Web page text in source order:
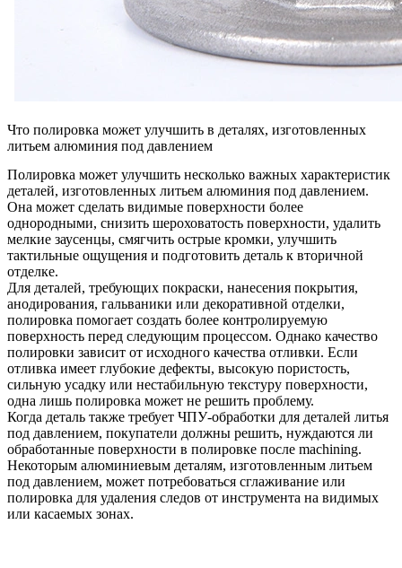
Что полировка может улучшить в деталях, изготовленных
литьем алюминия под давлением
Полировка может улучшить несколько важных характеристик
деталей, изготовленных литьем алюминия под давлением.
Она может сделать видимые поверхности более
однородными, снизить шероховатость поверхности, удалить
мелкие заусенцы, смягчить острые кромки, улучшить
тактильные ощущения и подготовить деталь к вторичной
отделке.
Для деталей, требующих покраски, нанесения покрытия,
анодирования, гальваники или декоративной отделки,
полировка помогает создать более контролируемую
поверхность перед следующим процессом. Однако качество
полировки зависит от исходного качества отливки. Если
отливка имеет глубокие дефекты, высокую пористость,
сильную усадку или нестабильную текстуру поверхности,
одна лишь полировка может не решить проблему.
Когда деталь также требует ЧПУ-обработки для деталей литья
под давлением, покупатели должны решить, нуждаются ли
обработанные поверхности в полировке после machining.
Некоторым алюминиевым деталям, изготовленным литьем
под давлением, может потребоваться сглаживание или
полировка для удаления следов от инструмента на видимых
или касаемых зонах.